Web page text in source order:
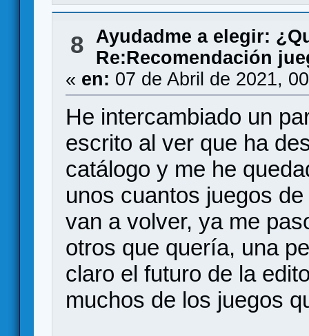
8
Ayudadme a elegir:
Re:Recomendación
« en: 07 de Abril de 2021,
He intercambiado un
escrito al ver que ha
catálogo y me he
unos cuantos juegos
van a volver, ya me
otros que quería, una
claro el futuro de la
muchos de los juegos